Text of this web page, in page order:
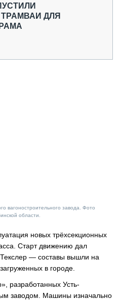
ДЛЯ
вагоностроительного завода. Фото
области.
новых трёхсекционных
Старт движению дал
Текслер — составы вышли на
в городе.
разработанных Усть-
заводом. Машины изначально